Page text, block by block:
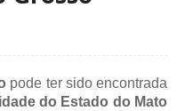
pode ter sido encontrada
do Estado do Mato